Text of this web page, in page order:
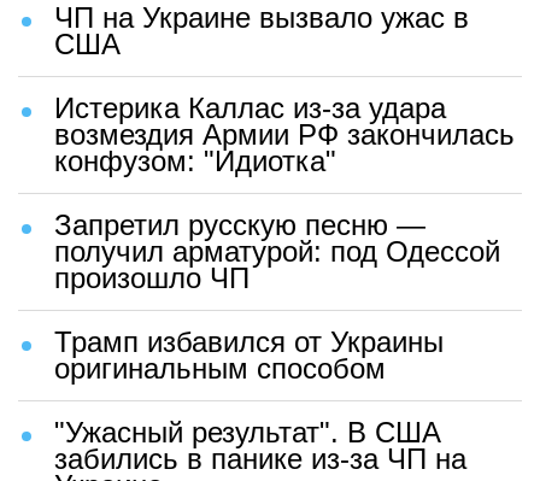
ЧП на Украине вызвало ужас в
США
Истерика Каллас из-за удара
возмездия Армии РФ закончилась
конфузом: "Идиотка"
Запретил русскую песню —
получил арматурой: под Одессой
произошло ЧП
Трамп избавился от Украины
оригинальным способом
"Ужасный результат". В США
забились в панике из-за ЧП на